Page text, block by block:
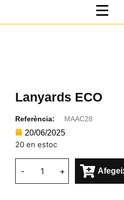
Lanyards ECO
Referència: MAAC28
20/06/2025
20 en estoc
- +